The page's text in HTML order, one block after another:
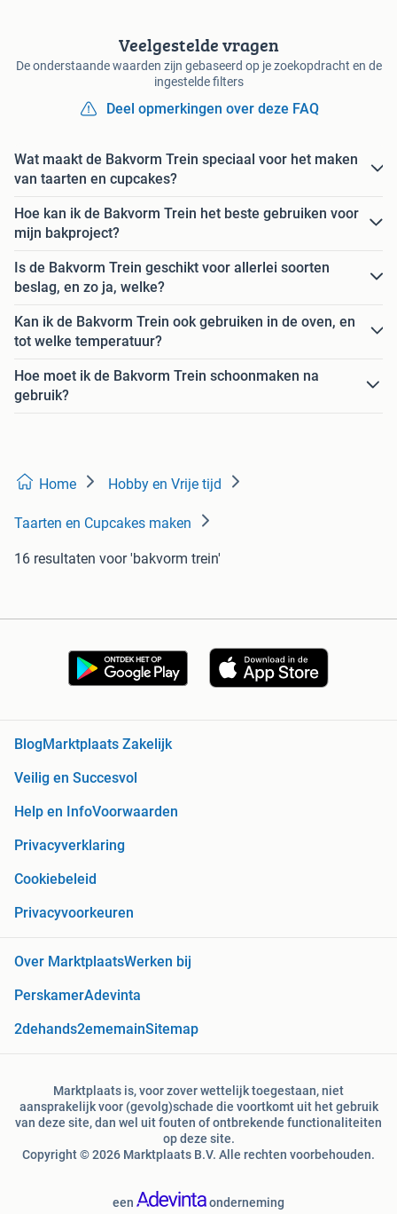
Veelgestelde vragen
De onderstaande waarden zijn gebaseerd op je zoekopdracht en de
ingestelde filters
Deel opmerkingen over deze FAQ
Wat maakt de Bakvorm Trein speciaal voor het maken
van taarten en cupcakes?
Hoe kan ik de Bakvorm Trein het beste gebruiken voor
mijn bakproject?
Is de Bakvorm Trein geschikt voor allerlei soorten
beslag, en zo ja, welke?
Kan ik de Bakvorm Trein ook gebruiken in de oven, en
tot welke temperatuur?
Hoe moet ik de Bakvorm Trein schoonmaken na
gebruik?
Home Hobby en Vrije tijd
Taarten en Cupcakes maken
16 resultaten voor 'bakvorm trein'
BlogMarktplaats Zakelijk
Veilig en Succesvol
Help en InfoVoorwaarden
Privacyverklaring
Cookiebeleid
Privacyvoorkeuren
Over MarktplaatsWerken bij
PerskamerAdevinta
2dehands2ememainSitemap
Marktplaats is, voor zover wettelijk toegestaan, niet
aansprakelijk voor (gevolg)schade die voortkomt uit het gebruik
van deze site, dan wel uit fouten of ontbrekende functionaliteiten
op deze site.
Copyright © 2026 Marktplaats B.V. Alle rechten voorbehouden.
een onderneming